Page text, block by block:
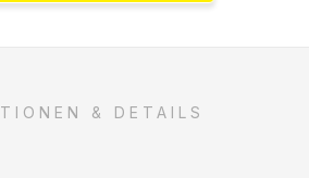
& DETAILS